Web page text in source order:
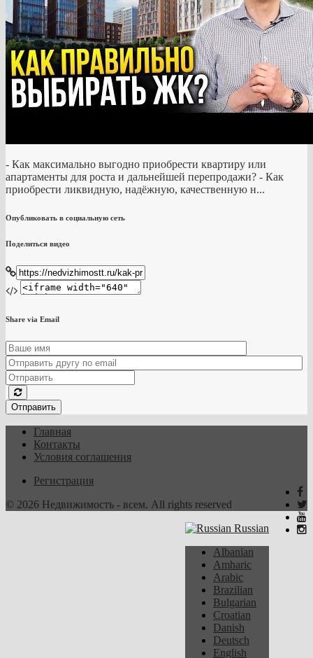
- Как максимально выгодно приобрести квартиру или
апартаменты для роста и дальнейшей перепродажи? - Как
приобрести ликвидную, надёжную, качественную н...
Опубликовать в социальную сеть
Поделиться видео
Share via Email
Отправить
Главная
Контакты
Условия соглашения
Регистрация
© 2026 Недвижимость - всем. All rights reserved
Russian
Albanian
Amharic
Arabic
Brazilian
Bulgarian
Croatian
Danish
Deutsch
English